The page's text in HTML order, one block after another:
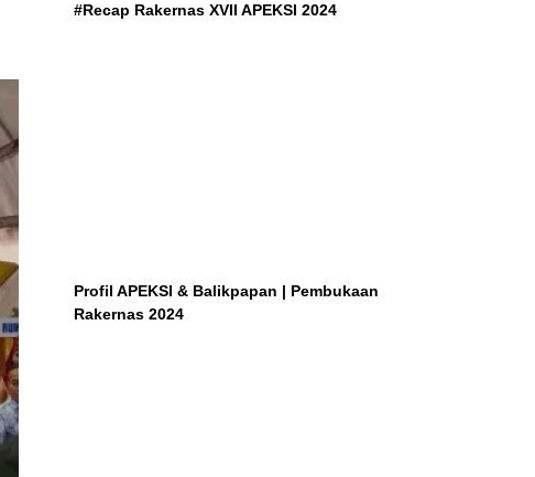
#Recap Rakernas XVII APEKSI 2024
Profil APEKSI & Balikpapan | Pembukaan
Rakernas 2024